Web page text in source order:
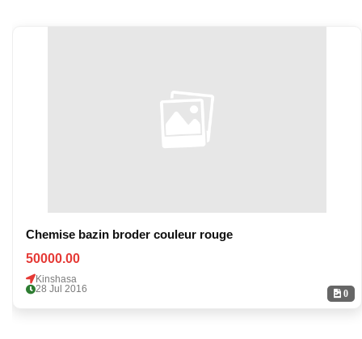
0
Chemise bazin broder couleur rouge
50000.00
Kinshasa
28 Jul 2016